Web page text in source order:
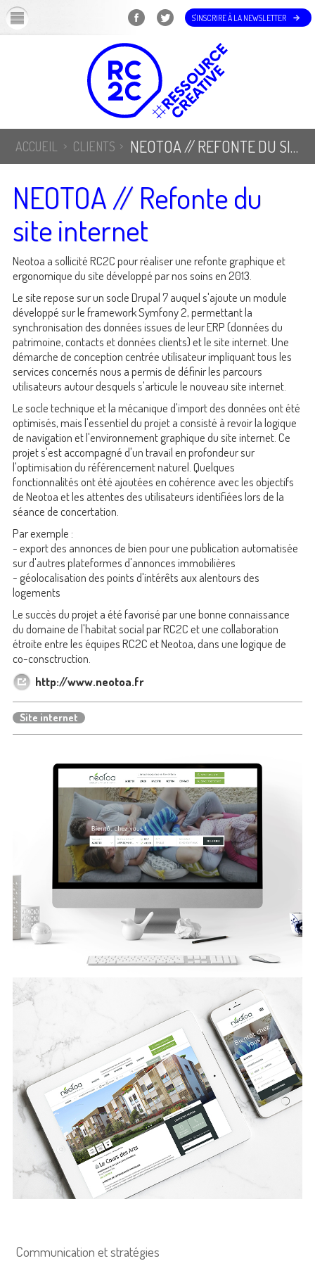
S'INSCRIRE À LA NEWSLETTER
ACCUEIL CLIENTS NEOTOA // REFONTE DU SITE INTERNET
NEOTOA // Refonte du
site internet
Neotoa a sollicité RC2C pour réaliser une refonte graphique et
ergonomique du site développé par nos soins en 2013.
Le site repose sur un socle Drupal 7 auquel s'ajoute un module
développé sur le framework Symfony 2, permettant la
synchronisation des données issues de leur ERP (données du
patrimoine, contacts et données clients) et le site internet. Une
démarche de conception centrée utilisateur impliquant tous les
services concernés nous a permis de définir les parcours
utilisateurs autour desquels s'articule le nouveau site internet.
Le socle technique et la mécanique d'import des données ont été
optimisés, mais l'essentiel du projet a consisté à revoir la logique
de navigation et l'environnement graphique du site internet. Ce
projet s'est accompagné d'un travail en profondeur sur
l'optimisation du référencement naturel. Quelques
fonctionnalités ont été ajoutées en cohérence avec les objectifs
de Neotoa et les attentes des utilisateurs identifiées lors de la
séance de concertation.
Par exemple :
- export des annonces de bien pour une publication automatisée
sur d'autres plateformes d'annonces immobilières
- géolocalisation des points d'intérêts aux alentours des
logements
Le succès du projet a été favorisé par une bonne connaissance
du domaine de l'habitat social par RC2C et une collaboration
étroite entre les équipes RC2C et Neotoa, dans une logique de
co-consctruction.
http://www.neotoa.fr
Site internet
Communication et stratégies